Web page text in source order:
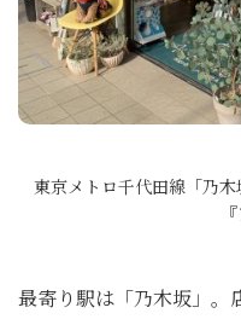
東京メトロ千代田線「乃
最寄り駅は「乃木坂」。